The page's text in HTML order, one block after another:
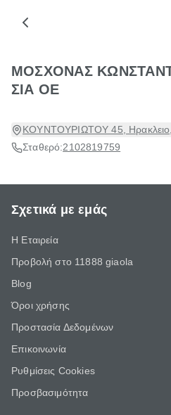
ΜΟΣΧΟΝΑΣ
ΣΙΑ ΟΕ
ΚΟΥΝΤΟΥΡΙΩΤΟΥ 45, Ηρακλειο,
Σταθερό:2102819759
Σχετικά με εμάς
Η Εταιρεία
Προβολή στο 11888 giaola
Blog
Όροι χρήσης
Προστασία Δεδομένων
Επικοινωνία
Ρυθμίσεις Cookies
Προσβασιμότητα